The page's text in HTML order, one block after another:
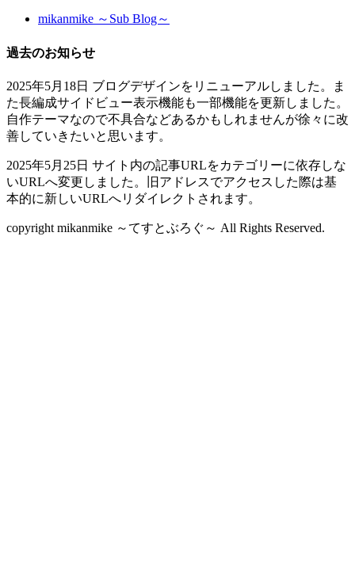
mikanmike ～Sub Blog～
過去のお知らせ
2025年5月18日 ブログデザインをリニューアルしました。ま
た長編成サイドビュー表示機能も一部機能を更新しました。
自作テーマなので不具合などあるかもしれませんが徐々に改
善していきたいと思います。
2025年5月25日 サイト内の記事URLをカテゴリーに依存しな
いURLへ変更しました。旧アドレスでアクセスした際は基
本的に新しいURLへリダイレクトされます。
copyright mikanmike ～てすとぶろぐ～ All Rights Reserved.